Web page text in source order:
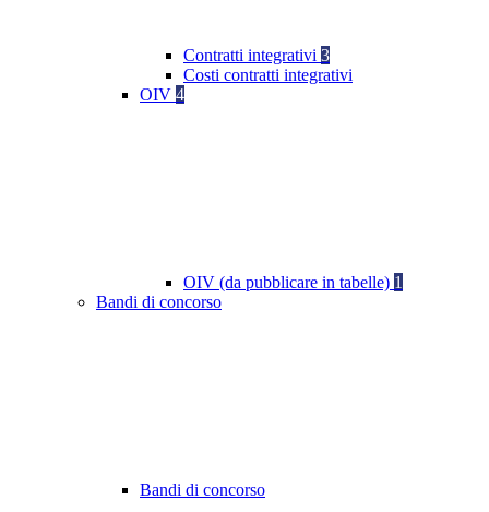
Contratti integrativi 3
Costi contratti integrativi
OIV 4
OIV (da pubblicare in tabelle) 1
Bandi di concorso
Bandi di concorso